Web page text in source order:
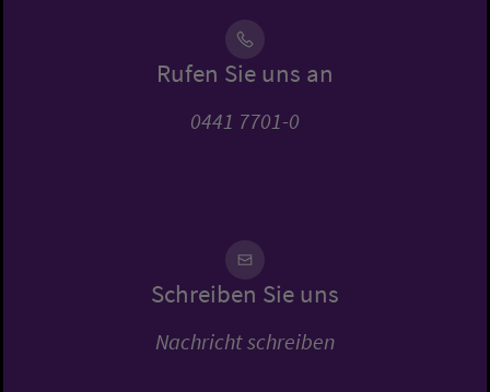
Rufen Sie uns an
0441 7701-0
Schreiben Sie uns
Nachricht schreiben